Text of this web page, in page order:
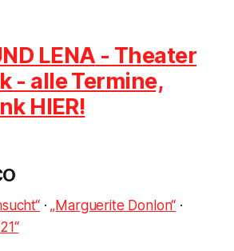
LENA - Theater
- alle Termine,
HIER!
·„Marguerite Donlon“ ·